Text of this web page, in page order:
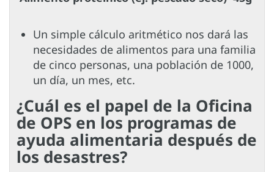
Un simple cálculo aritmético nos dará las
necesidades de alimentos para una familia
de cinco personas, una población de 1000,
un día, un mes, etc.
¿Cuál es el papel de la Oficina
de OPS en los programas de
ayuda alimentaria después de
los desastres?